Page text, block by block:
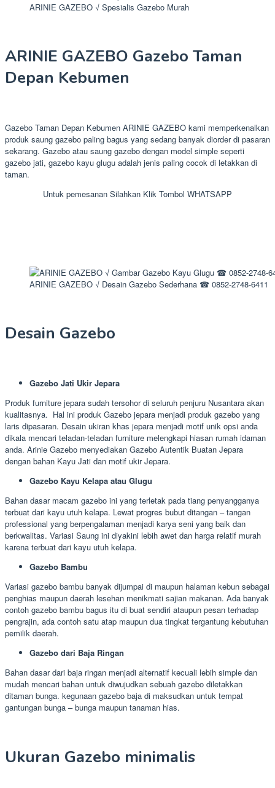
ARINIE GAZEBO √ Spesialis Gazebo Murah
ARINIE GAZEBO Gazebo Taman
Depan Kebumen
Gazebo Taman Depan Kebumen ARINIE GAZEBO kami memperkenalkan
produk saung gazebo paling bagus yang sedang banyak diorder di pasaran
sekarang. Gazebo atau saung gazebo dengan model simple seperti
gazebo jati, gazebo kayu glugu adalah jenis paling cocok di letakkan di
taman.
Untuk pemesanan Silahkan Klik Tombol WHATSAPP
ARINIE GAZEBO √ Desain Gazebo Sederhana ☎ 0852-2748-6411
Desain Gazebo
Gazebo Jati Ukir Jepara
Produk furniture jepara sudah tersohor di seluruh penjuru Nusantara akan
kualitasnya. Hal ini produk Gazebo jepara menjadi produk gazebo yang
laris dipasaran. Desain ukiran khas jepara menjadi motif unik opsi anda
dikala mencari teladan-teladan furniture melengkapi hiasan rumah idaman
anda. Arinie Gazebo menyediakan Gazebo Autentik Buatan Jepara
dengan bahan Kayu Jati dan motif ukir Jepara.
Gazebo Kayu Kelapa atau Glugu
Bahan dasar macam gazebo ini yang terletak pada tiang penyangganya
terbuat dari kayu utuh kelapa. Lewat progres bubut ditangan – tangan
professional yang berpengalaman menjadi karya seni yang baik dan
berkwalitas. Variasi Saung ini diyakini lebih awet dan harga relatif murah
karena terbuat dari kayu utuh kelapa.
Gazebo Bambu
Variasi gazebo bambu banyak dijumpai di maupun halaman kebun sebagai
penghias maupun daerah lesehan menikmati sajian makanan. Ada banyak
contoh gazebo bambu bagus itu di buat sendiri ataupun pesan terhadap
pengrajin, ada contoh satu atap maupun dua tingkat tergantung kebutuhan
pemilik daerah.
Gazebo dari Baja Ringan
Bahan dasar dari baja ringan menjadi alternatif kecuali lebih simple dan
mudah mencari bahan untuk diwujudkan sebuah gazebo diletakkan
ditaman bunga. kegunaan gazebo baja di maksudkan untuk tempat
gantungan bunga – bunga maupun tanaman hias.
Ukuran Gazebo minimalis